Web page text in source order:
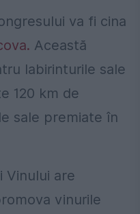
va fi cina
Această
labirinturile sale
120 km de
sale premiate în
Vinului are
vinurile